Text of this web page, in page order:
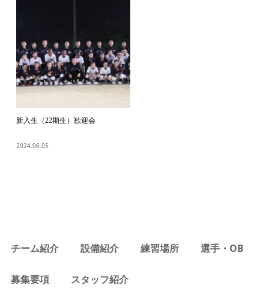
新入生（22期生）歓迎会
2024.06.05
チーム紹介 設備紹介 練習場所 選手・OB
募集要項 スタッフ紹介